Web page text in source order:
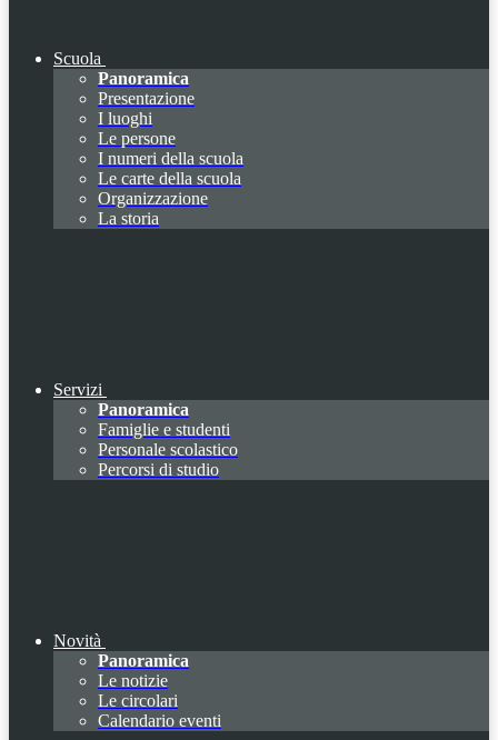
Scuola
Panoramica
Presentazione
I luoghi
Le persone
I numeri della scuola
Le carte della scuola
Organizzazione
La storia
Servizi
Panoramica
Famiglie e studenti
Personale scolastico
Percorsi di studio
Novità
Panoramica
Le notizie
Le circolari
Calendario eventi